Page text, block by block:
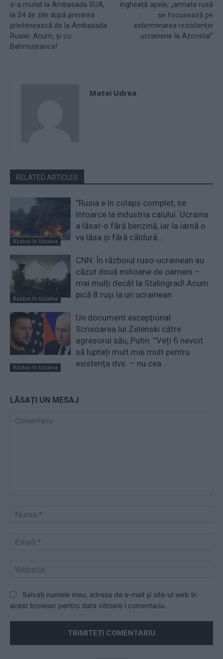
s-a mutat la Ambasada SUA,
la 34 de zile după primirea
prietenească de la Ambasada
Rusiei. Acum, și cu
Bahmuțeanca!
îngheață apele, „armata rusă
se focusează pe
exterminarea rezistenței
ucrainene la Azovstal”
Matei Udrea
RELATED ARTICLES
Război în Ucraina
”Rusia e în colaps complet, se
întoarce la industria calului. Ucraina
a lăsat-o fără benzină, iar la iarnă o
va lăsa și fără căldură....
Război în Ucraina
CNN: În războiul ruso-ucrainean au
căzut două milioane de oameni –
mai mulți decât la Stalingrad! Acum
pică 8 ruși la un ucrainean
Război în Ucraina
Un document excepțional:
Scrisoarea lui Zelenski către
agresorul său, Putin. ”Veți fi nevoit
să luptați mult mai mult pentru
existența dvs. – nu cea...
LĂSAȚI UN MESAJ
Salvați numele meu, adresa de e-mail și site-ul web în
acest browser pentru data viitoare i comentariu.